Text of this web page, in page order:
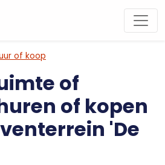
of koop
of
of kopen
'De